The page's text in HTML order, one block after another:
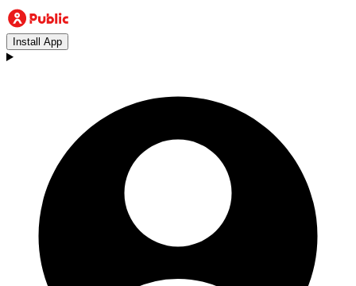
Install App